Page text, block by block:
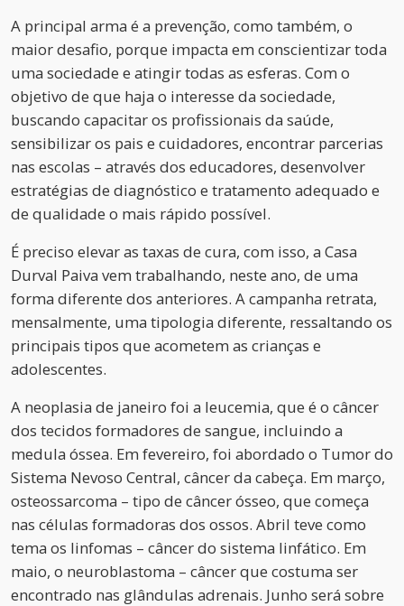
A principal arma é a prevenção, como também, o
maior desafio, porque impacta em conscientizar toda
uma sociedade e atingir todas as esferas. Com o
objetivo de que haja o interesse da sociedade,
buscando capacitar os profissionais da saúde,
sensibilizar os pais e cuidadores, encontrar parcerias
nas escolas – através dos educadores, desenvolver
estratégias de diagnóstico e tratamento adequado e
de qualidade o mais rápido possível.
É preciso elevar as taxas de cura, com isso, a Casa
Durval Paiva vem trabalhando, neste ano, de uma
forma diferente dos anteriores. A campanha retrata,
mensalmente, uma tipologia diferente, ressaltando os
principais tipos que acometem as crianças e
adolescentes.
A neoplasia de janeiro foi a leucemia, que é o câncer
dos tecidos formadores de sangue, incluindo a
medula óssea. Em fevereiro, foi abordado o Tumor do
Sistema Nevoso Central, câncer da cabeça. Em março,
osteossarcoma – tipo de câncer ósseo, que começa
nas células formadoras dos ossos. Abril teve como
tema os linfomas – câncer do sistema linfático. Em
maio, o neuroblastoma – câncer que costuma ser
encontrado nas glândulas adrenais. Junho será sobre